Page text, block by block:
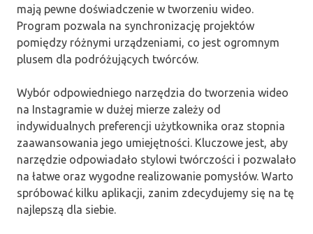
mają pewne doświadczenie w tworzeniu wideo.
Program pozwala na synchronizację projektów
pomiędzy różnymi urządzeniami, co jest ogromnym
plusem dla podróżujących twórców.
Wybór odpowiedniego narzędzia do tworzenia wideo
na Instagramie w dużej mierze zależy od
indywidualnych preferencji użytkownika oraz stopnia
zaawansowania jego umiejętności. Kluczowe jest, aby
narzędzie odpowiadało stylowi twórczości i pozwalało
na łatwe oraz wygodne realizowanie pomysłów. Warto
spróbować kilku aplikacji, zanim zdecydujemy się na tę
najlepszą dla siebie.